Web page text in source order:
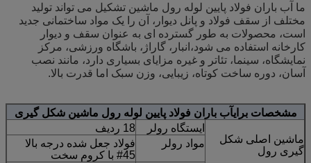
ما آب باران فولاد پایین لوله رول ماشین تشکیل می تواند تولید
مختلف از سقف فولاد و پانل دیوار، آن را یک مواد ساختمانی جدید
است، محصولات به طور گسترده ای به عنوان سقف و دیوار
کارخانه استفاده می شود،انبار، گاراژ، باشگاه ورزشی، مرکز
نمایشگاه، سینما، تئاتر و غیره مزایای بسیاری دارد، مانند نصب
آسان، دوره ساخت کوتاه، زیبایی، وزن سبک اما قدرت بالا.
مشخصات برایآب باران فولاد پایین لوله رول ماشین شکل گیری
ماشین اصلی شکل
گیری رول
ایستگاه رولر
18 ردیف
مواد رولر
فولاد جعل شده درجه بالا
45# با کروم سخت